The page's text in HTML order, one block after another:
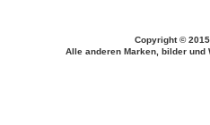
Copyright ©
Alle anderen Marken, bilder und